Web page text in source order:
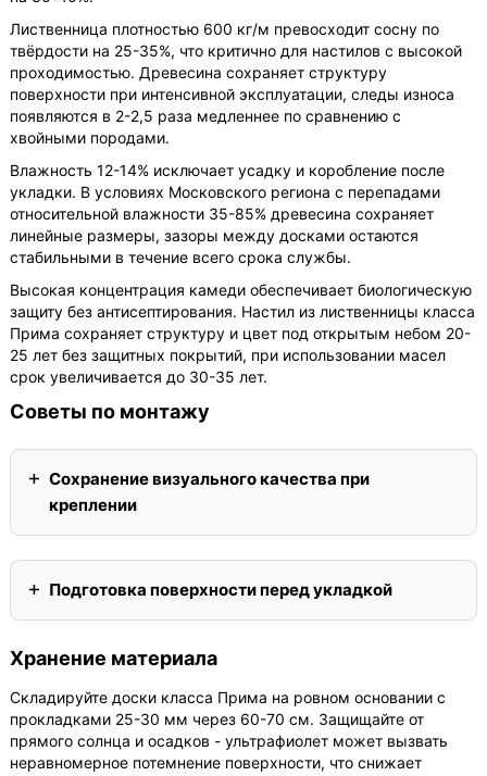
Лиственница плотностью 600 кг/м превосходит сосну по
твёрдости на 25-35%, что критично для настилов с высокой
проходимостью. Древесина сохраняет структуру
поверхности при интенсивной эксплуатации, следы износа
появляются в 2-2,5 раза медленнее по сравнению с
хвойными породами.
Влажность 12-14% исключает усадку и коробление после
укладки. В условиях Московского региона с перепадами
относительной влажности 35-85% древесина сохраняет
линейные размеры, зазоры между досками остаются
стабильными в течение всего срока службы.
Высокая концентрация камеди обеспечивает биологическую
защиту без антисептирования. Настил из лиственницы класса
Прима сохраняет структуру и цвет под открытым небом 20-
25 лет без защитных покрытий, при использовании масел
срок увеличивается до 30-35 лет.
Советы по монтажу
Сохранение визуального качества при
креплении
Подготовка поверхности перед укладкой
Хранение материала
Складируйте доски класса Прима на ровном основании с
прокладками 25-30 мм через 60-70 см. Защищайте от
прямого солнца и осадков - ультрафиолет может вызвать
неравномерное потемнение поверхности, что снижает